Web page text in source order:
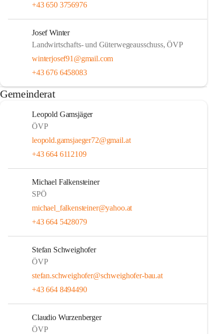
+43 650 3756976
Josef Winter
Landwirtschafts- und Güterwegeausschuss, ÖVP
winterjosef91@gmail.com
+43 676 6458083
Gemeinderat
Leopold Gamsjäger
ÖVP
leopold.gamsjaeger72@gmail.at
+43 664 6112109
Michael Falkensteiner
SPÖ
michael_falkensteiner@yahoo.at
+43 664 5428079
Stefan Schweighofer
ÖVP
stefan.schweighofer@schweighofer-bau.at
+43 664 8494490
Claudio Wurzenberger
ÖVP